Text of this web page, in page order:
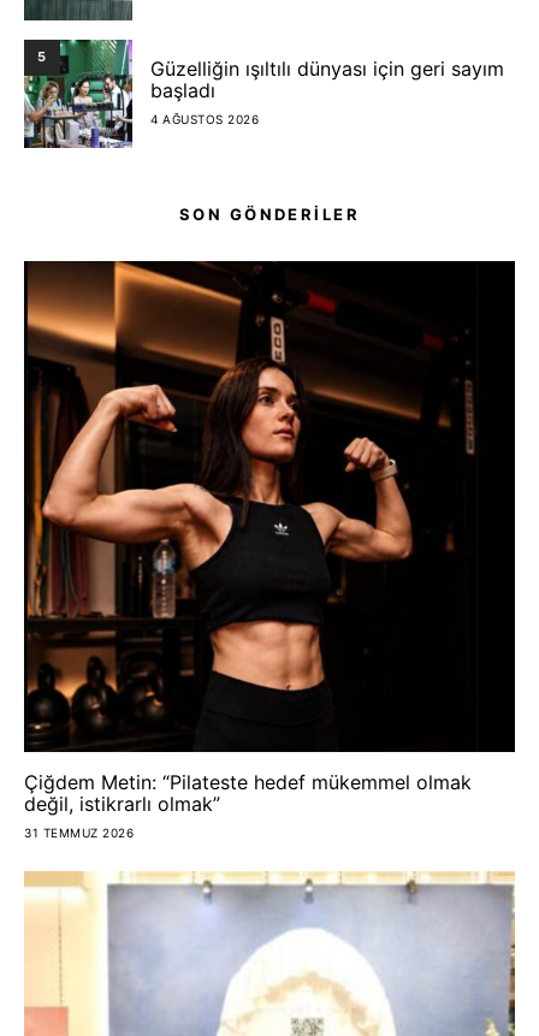
5
Güzelliğin ışıltılı dünyası için geri sayım
başladı
4 AĞUSTOS 2026
SON GÖNDERİLER
Çiğdem Metin: “Pilateste hedef mükemmel olmak
değil, istikrarlı olmak”
31 TEMMUZ 2026